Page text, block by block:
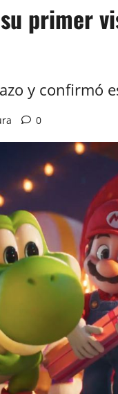
primer
y confirmó
0